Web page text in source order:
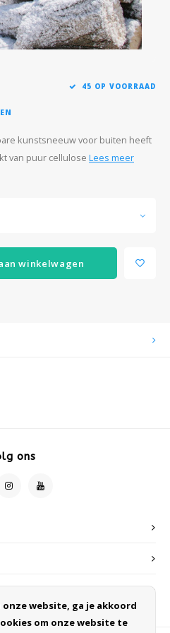
45 OP VOORRAAD
kunstsneeuw voor buiten heeft
van puur cellulose Lees meer
winkelwagen
ons
website, ga je akkoord
om onze website te